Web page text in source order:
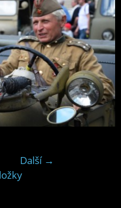
Další →